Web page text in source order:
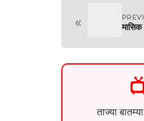
« मासिक
ताज्या